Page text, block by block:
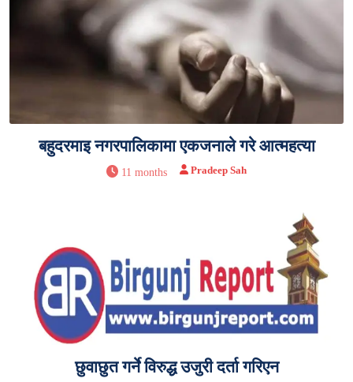
बहुदरमाइ नगरपालिकामा एकजनाले गरे आत्महत्या
11 months Pradeep Sah
छुवाछुत गर्ने विरुद्ध उजुरी दर्ता गरिएन